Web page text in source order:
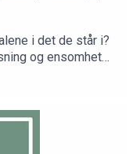
i det de står i?
og ensomhet
kan vi få det
livet?Dette er
er grunnlegger
Aspect, et globalt